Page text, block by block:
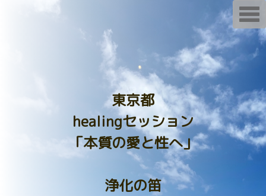
東京都
healingセッション
「本質の愛と性へ」
浄化の笛
T
o
g
g
i
g
t
i
o
n